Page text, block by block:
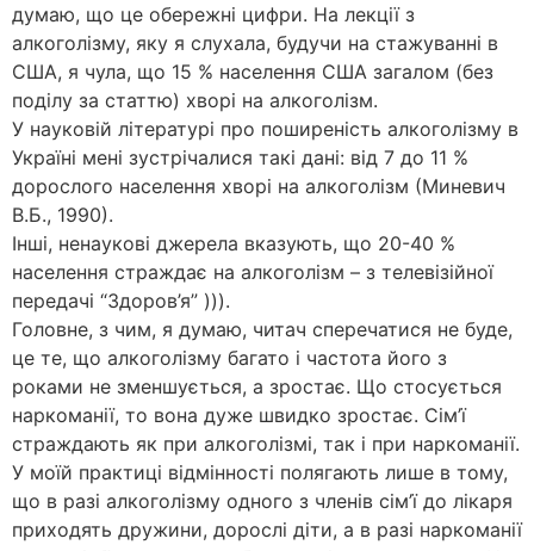
думаю, що це обережні цифри. На лекції з
алкоголізму, яку я слухала, будучи на стажуванні в
США, я чула, що 15 % населення США загалом (без
поділу за статтю) хворі на алкоголізм.
У науковій літературі про поширеність алкоголізму в
Україні мені зустрічалися такі дані: від 7 до 11 %
дорослого населення хворі на алкоголізм (Миневич
В.Б., 1990).
Інші, ненаукові джерела вказують, що 20-40 %
населення страждає на алкоголізм – з телевізійної
передачі “Здоров’я” ))).
Головне, з чим, я думаю, читач сперечатися не буде,
це те, що алкоголізму багато і частота його з
роками не зменшується, а зростає. Що стосується
наркоманії, то вона дуже швидко зростає. Сім’ї
страждають як при алкоголізмі, так і при наркоманії.
У моїй практиці відмінності полягають лише в тому,
що в разі алкоголізму одного з членів сім’ї до лікаря
приходять дружини, дорослі діти, а в разі наркоманії